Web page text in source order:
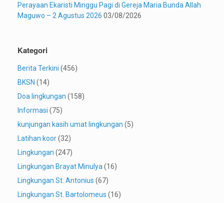
Perayaan Ekaristi Minggu Pagi di Gereja Maria Bunda Allah
Maguwo – 2 Agustus 2026 03/08/2026
Kategori
Berita Terkini (456)
BKSN (14)
Doa lingkungan (158)
Informasi (75)
kunjungan kasih umat lingkungan (5)
Latihan koor(32)
Lingkungan (247)
Lingkungan Brayat Minulya (16)
Lingkungan St. Antonius (67)
Lingkungan St. Bartolomeus (16)